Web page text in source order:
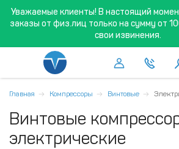
Уважаемые клиенты! В настоящий
заказы от физ.лиц только на сумму от
свои извинения.
Главная Компрессоры Винтовые
Винтовые
электрические